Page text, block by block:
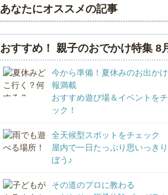
あなたにオススメの記事
おすすめ！ 親子のおでかけ特集 8
今から準備！夏休みのお出か
報満載
おすすめ遊び場＆イベントをチ
ック！
全天候型スポットをチェック
屋内で一日たっぷり思いっき
ぼう♪
その道のプロに教わる